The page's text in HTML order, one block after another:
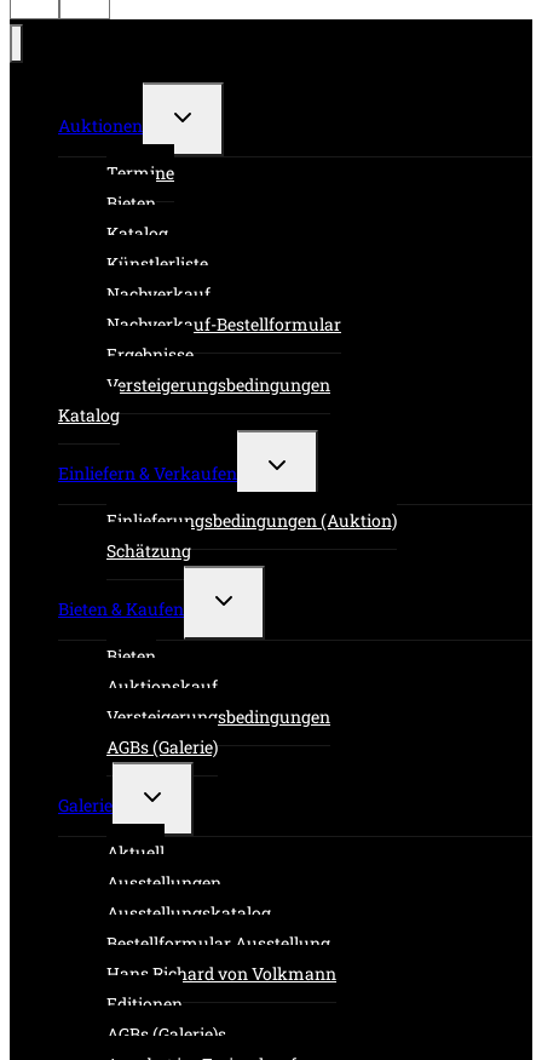
Auktionen
Untermenü
Termine
Bieten
Katalog
Künstlerliste
Nachverkauf
Nachverkauf-Bestellformular
Ergebnisse
Versteigerungsbedingungen
Katalog
Einliefern & Verkaufen
Untermenü
Einlieferungsbedingungen (Auktion)
Schätzung
Bieten & Kaufen
Untermenü
Bieten
Auktionskauf
Versteigerungsbedingungen
AGBs (Galerie)
Galerie
Untermenü
Aktuell
Ausstellungen
Ausstellungskatalog
Bestellformular Ausstellung
Hans Richard von Volkmann
Editionen
AGBs (Galerie)s